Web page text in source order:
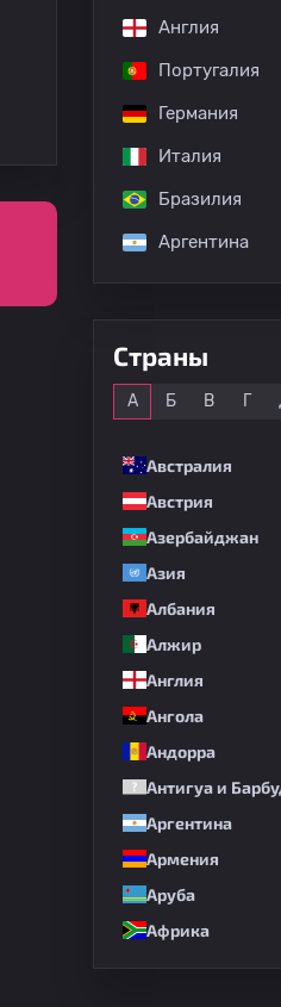
Англия
Португалия
Германия
Италия
Бразилия
Аргентина
Страны
А Б В Г
Австралия
Австрия
Азербайджан
Азия
Албания
Алжир
Англия
Ангола
Андорра
Антигуа и
Аргентина
Армения
Аруба
Африка